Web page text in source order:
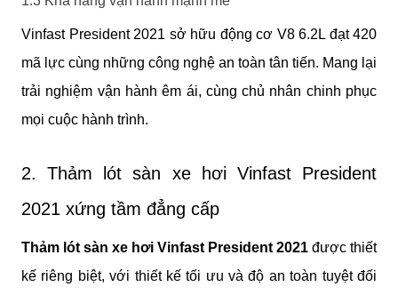
Vinfast President 2021 sở hữu động cơ V8 6.2L đạt 420
mã lực cùng những công nghệ an toàn tân tiến. Mang lại
trải nghiệm vận hành êm ái, cùng chủ nhân chinh phục
mọi cuộc hành trình.
2. Thảm lót sàn xe hơi Vinfast President
2021 xứng tầm đẳng cấp
Thảm lót sàn xe hơi Vinfast President 2021 được thiết
kế riêng biệt, với thiết kế tối ưu và độ an toàn tuyệt đối